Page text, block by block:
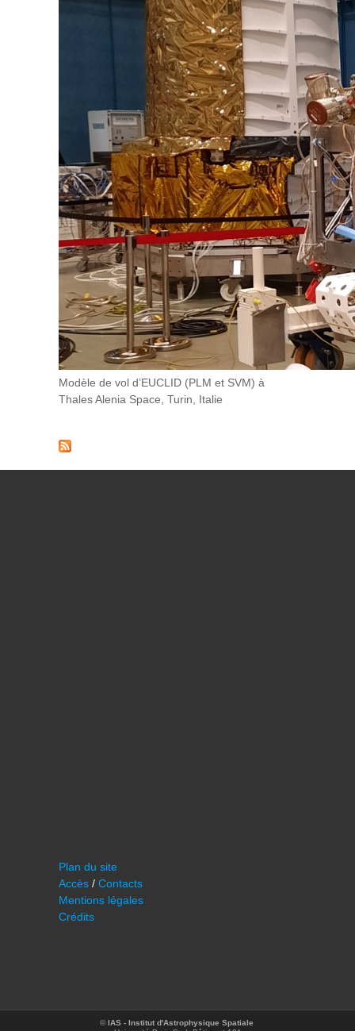
Modèle de vol d’EUCLID (PLM et SVM) à
Thales Alenia Space, Turin, Italie
Plan du site
Accès / Contacts
Mentions légales
Crédits
©IAS - Institut d'Astrophysique Spatiale